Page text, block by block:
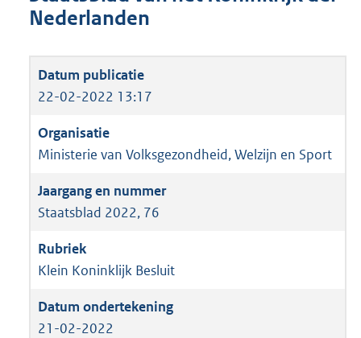
Nederlanden
22-02-2022 13:17
Ministerie van Volksgezondheid, Welzijn en Sport
Staatsblad 2022, 76
Klein Koninklijk Besluit
21-02-2022